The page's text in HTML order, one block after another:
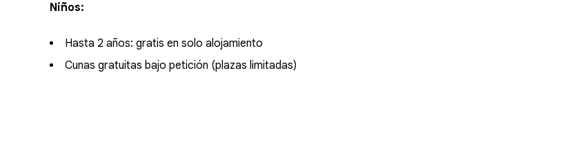
Niños:
Hasta 2 años: gratis en solo alojamiento
Cunas gratuitas bajo petición (plazas limitadas)